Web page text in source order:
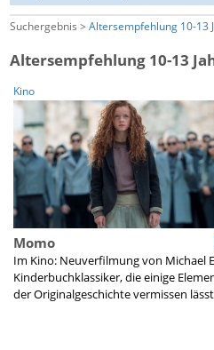
Suchergebnis >Altersempfehlung 10-13
Altersempfehlung 10-13
Kino
Momo
Im Kino: Neuverfilmung von Michael
Kinderbuchklassiker, die einige
der Originalgeschichte vermissen